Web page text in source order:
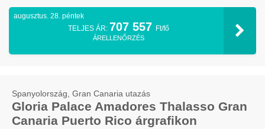
augusztus. 28. péntek
TELJES ÁR: 707 557 Ft/fő
ÁRELLENŐRZÉS
Spanyolország, Gran Canaria utazás
Gloria Palace Amadores Thalasso Gran
Canaria Puerto Rico árgrafikon